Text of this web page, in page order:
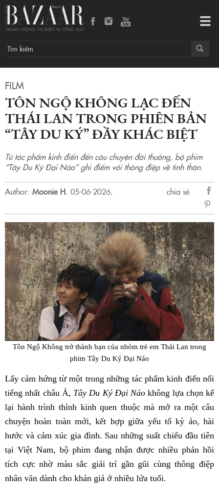
FILM
TÔN NGỘ KHÔNG LẠC ĐẾN
THÁI LAN TRONG PHIÊN BẢN
“TÂY DU KÝ” ĐẦY KHÁC BIỆT
Từ tác phẩm kinh điển đến câu chuyện đời thường, bộ phim
“Tây Du Ký Đại Náo” ghi điểm với thông điệp về tình thân.
Author: Moonie H. 05-06-2026.
chia sẻ
sẻ
Tôn Ngộ Không trở thành bạn của nhóm trẻ em Thái Lan trong
phim Tây Du Ký Đại Náo
Lấy cảm hứng từ một trong những tác phẩm kinh điển nổi
tiếng nhất châu Á, Tây Du Ký Đại Náo không lựa chọn kể
lại hành trình thỉnh kinh quen thuộc mà mở ra một câu
chuyện hoàn toàn mới, kết hợp giữa yếu tố kỳ ảo, hài
hước và cảm xúc gia đình. Sau những suất chiếu đầu tiên
tại Việt Nam, bộ phim đang nhận được nhiều phản hồi
tích cực nhờ màu sắc giải trí gần gũi cùng thông điệp
nhân văn dành cho khán giả ở nhiều lứa tuổi.